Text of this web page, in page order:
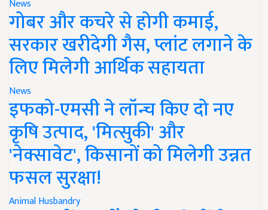
News
गोबर और कचरे से होगी कमाई,
सरकार खरीदेगी गैस, प्लांट लगाने के
लिए मिलेगी आर्थिक सहायता
News
इफको-एमसी ने लॉन्च किए दो नए
कृषि उत्पाद, 'मित्सुकी' और
'नेक्सावेट', किसानों को मिलेगी उन्नत
फसल सुरक्षा!
Animal Husbandry